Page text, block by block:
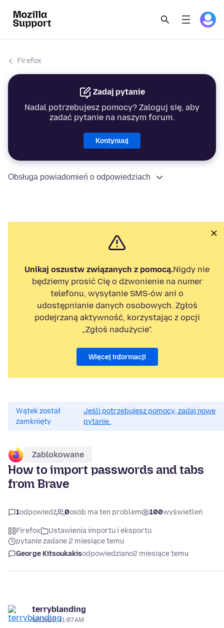
Firefox
Zadaj pytanie
Nadal potrzebujesz pomocy? Zaloguj się, aby
zadać pytanie na naszym forum.
Kontynuuj
Obsługa powiadomień o odpowiedziach
Unikaj oszustw związanych z pomocą.Nigdy nie
będziemy prosić Cię o dzwonienie na numer
telefonu, wysyłanie SMS-ów ani o
udostępnianie danych osobowych. Zgłoś
podejrzaną aktywność, korzystając z opcji
„Zgłoś nadużycie”.
Więcej informacji
Wątek został
zamknięty
Jeśli potrzebujesz pomocy, zadaj nowe
pytanie.
Zablokowane
How to import passwords and tabs
from Brave
1odpowiedź 0osób ma ten problem 100wyświetleń
Firefox
Ustawienia importu i eksportu
pytanie zadane 2 miesiące temu
George Kitsoukakisodpowiedziano2 miesiące temu
terryblanding
5/13/26, 11:07 AM